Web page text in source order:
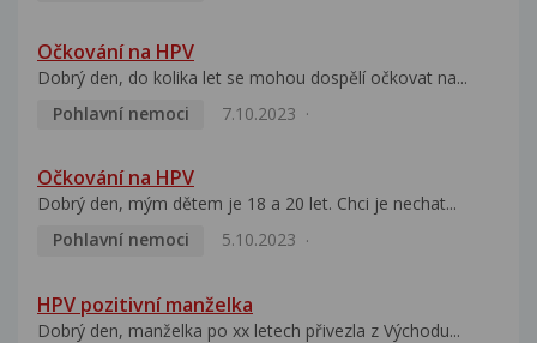
Očkování na HPV
Dobrý den, do kolika let se mohou dospělí očkovat na...
Pohlavní nemoci
7.10.2023
Očkování na HPV
Dobrý den, mým dětem je 18 a 20 let. Chci je nechat...
Pohlavní nemoci
5.10.2023
HPV pozitivní manželka
Dobrý den, manželka po xx letech přivezla z Východu...